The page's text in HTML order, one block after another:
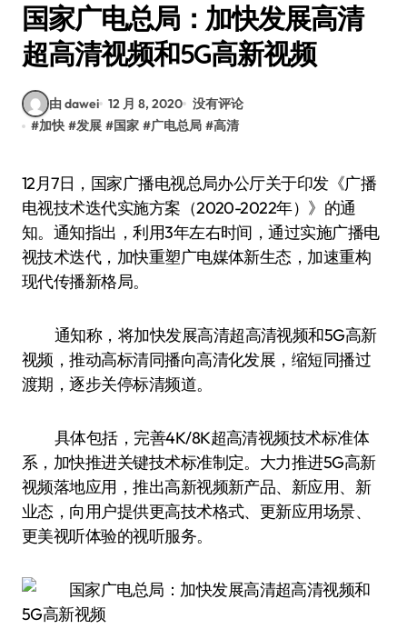
国家广电总局：加快发展高清
超高清视频和5G高新视频
由 dawei 12 月 8, 2020 没有评论
#加快 #发展 #国家 #广电总局 #高清
12月7日，国家广播电视总局办公厅关于印发《广播
电视技术迭代实施方案（2020-2022年）》的通
知。通知指出，利用3年左右时间，通过实施广播电
视技术迭代，加快重塑广电媒体新生态，加速重构
现代传播新格局。
通知称，将加快发展高清超高清视频和5G高新
视频，推动高标清同播向高清化发展，缩短同播过
渡期，逐步关停标清频道。
具体包括，完善4K/8K超高清视频技术标准体
系，加快推进关键技术标准制定。大力推进5G高新
视频落地应用，推出高新视频新产品、新应用、新
业态，向用户提供更高技术格式、更新应用场景、
更美视听体验的视听服务。